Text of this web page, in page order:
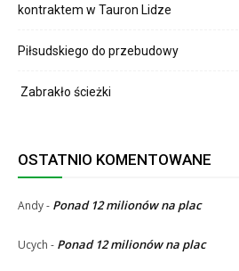
kontraktem w Tauron Lidze
Piłsudskiego do przebudowy
Zabrakło ścieżki
OSTATNIO KOMENTOWANE
Andy- Ponad 12 milionów na plac
Ucych - Ponad 12 milionów na plac